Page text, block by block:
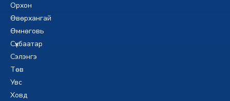
Орхон
Өвөрхангай
Өмнөговь
Сүхбаатар
Сэлэнгэ
Төв
Увс
Ховд